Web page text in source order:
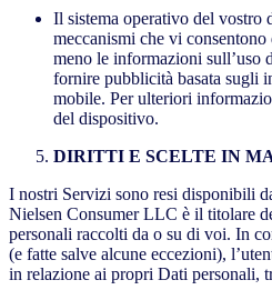
Il sistema operativo del vostro
meccanismi che vi
meno le informazioni sull’uso
fornire pubblicità basata sugli
mobile. Per ulteriori
del dispositivo.
DIRITTI E SCELTE IN
I nostri Servizi sono resi disponibili
Nielsen Consumer LLC è il titolare
personali raccolti da o su di voi. In
(e fatte salve alcune eccezioni),
in relazione ai propri Dati personali,